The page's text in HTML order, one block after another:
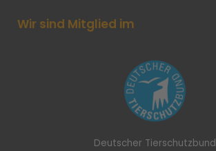
Wir sind Mitglied im
Deutscher Tierschutzbund